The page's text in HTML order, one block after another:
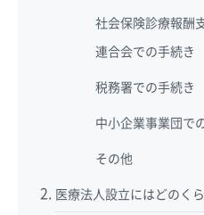
社会保険診療報酬
連合会での手続き
税務署での手続き
中小企業事業団で
その他
医療法人設立にはどのく